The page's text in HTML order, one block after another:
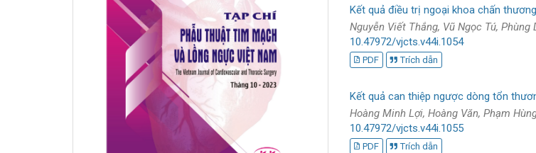
Kết quả điều trị ngoại khoa chấn
Nguyễn Viết Thắng, Vũ Ngọc Tú, Phùng
10.47972/vjcts.v44i.1054
PDF Trích dẫn
Kết quả can thiệp ngược dòng tổn
Hoàng Minh Lợi, Hoàng Văn, Phạm
10.47972/vjcts.v44i.1055
PDF Trích dẫn